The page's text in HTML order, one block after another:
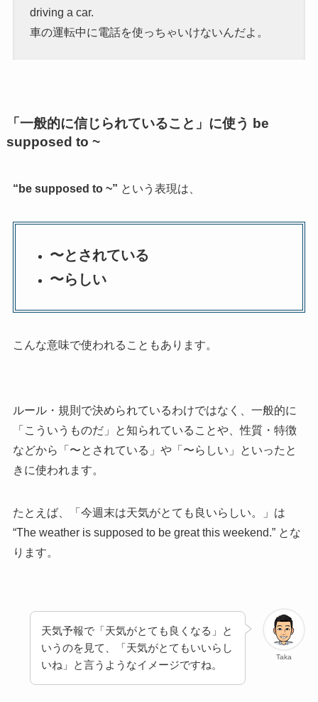
driving a car.
車の運転中に電話を使っちゃいけないんだよ。
「一般的に信じられていること」に使う be
supposed to ~
“ be supposed to ~” という表現は、
〜とされている
〜らしい
こんな意味で使われることもあります。
ルール・規則で決められているわけではなく、一般的に
「こういうものだ」と知られていることや、性質・特徴
などから「〜とされている」や「〜らしい」といったと
きに使われます。
たとえば、「今週末は天気がとても良いらしい。」は
“The weather is supposed to be great this weekend.” とな
ります。
Taka
天気予報で「天気がとても良くなる」と
いうのを見て、「天気がとてもいいらし
いね」と言うようなイメージですね。